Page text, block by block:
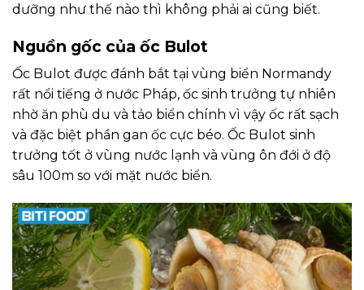
dưỡng như thế nào thì không phải ai cũng biết.
Nguồn gốc của ốc Bulot
Ốc Bulot được đánh bắt tại vùng biển Normandy
rất nổi tiếng ở nước Pháp, ốc sinh trưởng tự nhiên
nhờ ăn phù du và tảo biển chính vì vậy ốc rất sạch
và đặc biệt phần gan ốc cực béo. Ốc Bulot sinh
trưởng tốt ở vùng nước lạnh và vùng ôn đới ở độ
sâu 100m so với mặt nước biển.